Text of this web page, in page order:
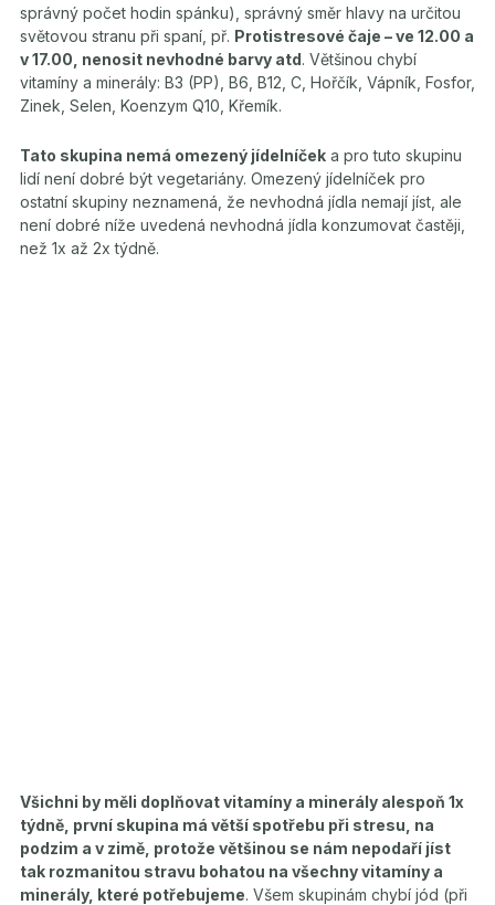
správný počet hodin spánku), správný směr hlavy na určitou
světovou stranu při spaní, př. Protistresové čaje – ve 12.00 a
v 17.00, nenosit nevhodné barvy atd. Většinou chybí
vitamíny a minerály: B3 (PP), B6, B12, C, Hořčík, Vápník, Fosfor,
Zinek, Selen, Koenzym Q10, Křemík.
Tato skupina nemá omezený jídelníček a pro tuto skupinu
lidí není dobré být vegetariány. Omezený jídelníček pro
ostatní skupiny neznamená, že nevhodná jídla nemají jíst, ale
není dobré níže uvedená nevhodná jídla konzumovat častěji,
než 1x až 2x týdně.
Všichni by měli doplňovat vitamíny a minerály alespoň 1x
týdně, první skupina má větší spotřebu při stresu, na
podzim a v zimě, protože většinou se nám nepodaří jíst
tak rozmanitou stravu bohatou na všechny vitamíny a
minerály, které potřebujeme. Všem skupinám chybí jód (při